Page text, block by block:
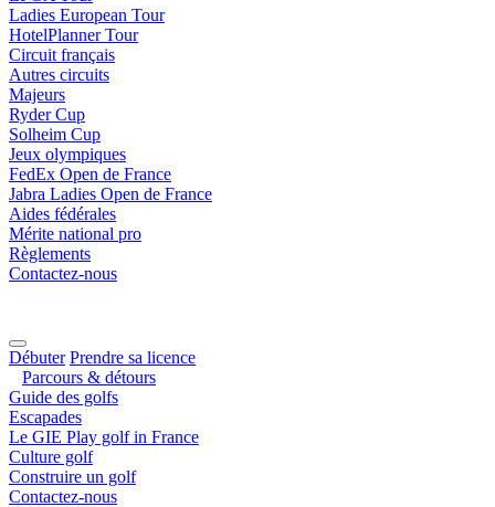
Ladies European Tour
HotelPlanner Tour
Circuit français
Autres circuits
Majeurs
Ryder Cup
Solheim Cup
Jeux olympiques
FedEx Open de France
Jabra Ladies Open de France
Aides fédérales
Mérite national pro
Règlements
Contactez-nous
Débuter Prendre sa licence
Parcours & détours
Guide des golfs
Escapades
Le GIE Play golf in France
Culture golf
Construire un golf
Contactez-nous